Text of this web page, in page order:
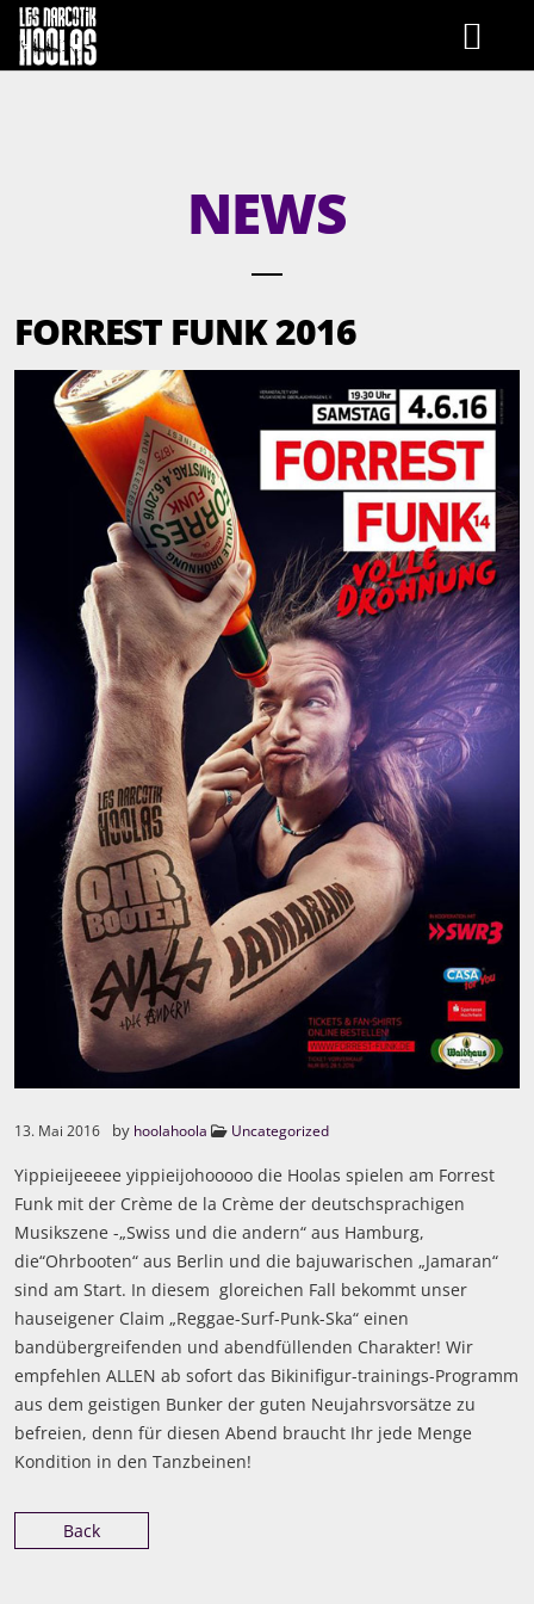
EVENTS
MUSIC
NEWS
CONTACT
NEWS
FORREST FUNK 2016
13. Mai 2016 by hoolahoola Uncategorized
Yippieijeeeee yippieijohooooo die Hoolas spielen am Forrest
Funk mit der Crème de la Crème der deutschsprachigen
Musikszene -„Swiss und die andern“ aus Hamburg,
die“Ohrbooten“ aus Berlin und die bajuwarischen „Jamaran“
sind am Start. In diesem gloreichen Fall bekommt unser
hauseigener Claim „Reggae-Surf-Punk-Ska“ einen
bandübergreifenden und abendfüllenden Charakter! Wir
empfehlen ALLEN ab sofort das Bikinifigur-trainings-Programm
aus dem geistigen Bunker der guten Neujahrsvorsätze zu
befreien, denn für diesen Abend braucht Ihr jede Menge
Kondition in den Tanzbeinen!
Back